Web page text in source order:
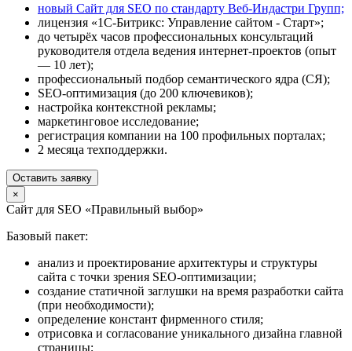
новый Сайт для SEO по стандарту Веб-Индастри Групп;
лицензия «1С-Битрикс: Управление сайтом - Старт»;
до четырёх часов профессиональных консультаций
руководителя отдела ведения интернет-проектов (опыт
— 10 лет);
профессиональный подбор семантического ядра (СЯ);
SEO-оптимизация (до 200 ключевиков);
настройка контекстной рекламы;
маркетинговое исследование;
регистрация компании на 100 профильных порталах;
2 месяца техподдержки.
Оставить заявку
×
Сайт для SEO «Правильный выбор»
Базовый пакет:
анализ и проектирование архитектуры и структуры
сайта с точки зрения SEO-оптимизации;
создание статичной заглушки на время разработки сайта
(при необходимости);
определение констант фирменного стиля;
отрисовка и согласование уникального дизайна главной
страницы;